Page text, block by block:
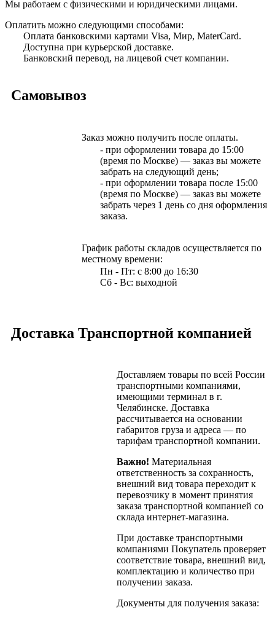
Мы работаем с физическими и юридическими лицами.
Оплатить можно следующими способами:
Оплата банковскими картами Visa, Мир, MaterCard.
Доступна при курьерской доставке.
Банковский перевод, на лицевой счет компании.
Самовывоз
Заказ можно получить после оплаты.
- при оформлении товара до 15:00
(время по Москве) — заказ вы можете
забрать на следующий день;
- при оформлении товара после 15:00
(время по Москве) — заказ вы можете
забрать через 1 день со дня оформления
заказа.
График работы складов осуществляется по
местному времени:
Пн - Пт: с 8:00 до 16:30
Сб - Вс: выходной
Доставка Транспортной компанией
Доставляем товары по всей России
транспортными компаниями,
имеющими терминал в г.
Челябинске. Доставка
рассчитывается на основании
габаритов груза и адреса — по
тарифам транспортной компании.
Важно! Материальная
ответственность за сохранность,
внешний вид товара переходит к
перевозчику в момент принятия
заказа транспортной компанией со
склада интернет-магазина.
При доставке транспортными
компаниями Покупатель проверяет
соответствие товара, внешний вид,
комплектацию и количество при
получении заказа.
Документы для получения заказа: